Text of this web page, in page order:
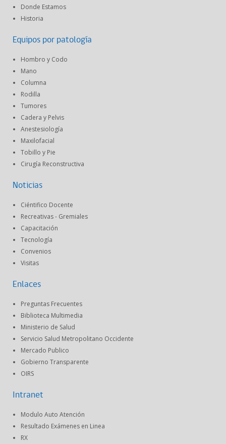
Donde Estamos
Historia
Equipos por patología
Hombro y Codo
Mano
Columna
Rodilla
Tumores
Cadera y Pelvis
Anestesiología
Maxilofacial
Tobillo y Pie
Cirugía Reconstructiva
Noticias
Ciéntifico Docente
Recreativas - Gremiales
Capacitación
Tecnología
Convenios
Visitas
Enlaces
Preguntas Frecuentes
Biblioteca Multimedia
Ministerio de Salud
Servicio Salud Metropolitano Occidente
Mercado Publico
Gobierno Transparente
OIRS
Intranet
Modulo Auto Atención
Resultado Exámenes en Linea
RX